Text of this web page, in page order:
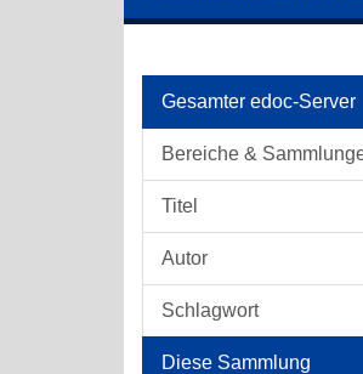
Gesamter edoc-Server
Bereiche &
Titel
Autor
Schlagwort
Diese Sammlung